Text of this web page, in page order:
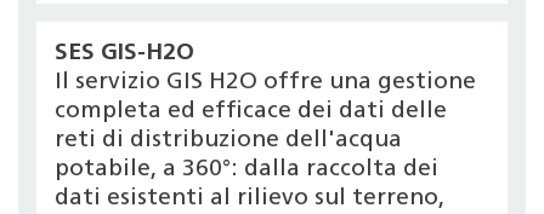
SES GIS-H2O
Il servizio GIS H2O offre una gestione
completa ed efficace dei dati delle
reti di distribuzione dell'acqua
potabile, a 360°: dalla raccolta dei
dati esistenti al rilievo sul terreno,